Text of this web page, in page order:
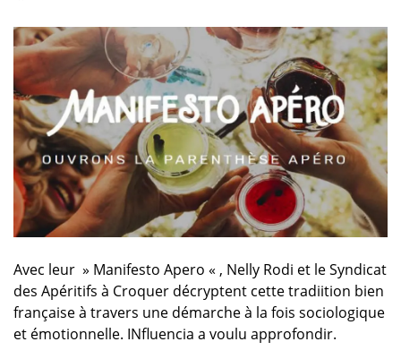
Avec leur » Manifesto Apero « , Nelly Rodi et le Syndicat
des Apéritifs à Croquer décryptent cette tradiition bien
française à travers une démarche à la fois sociologique
et émotionnelle. INfluencia a voulu approfondir.